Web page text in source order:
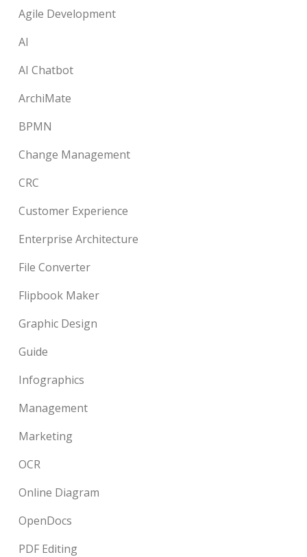
Agile Development
AI
AI Chatbot
ArchiMate
BPMN
Change Management
CRC
Customer Experience
Enterprise Architecture
File Converter
Flipbook Maker
Graphic Design
Guide
Infographics
Management
Marketing
OCR
Online Diagram
OpenDocs
PDF Editing